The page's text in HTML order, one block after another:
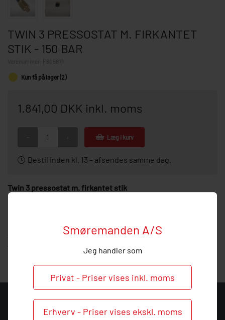
Smøremanden A/S
Jeg handler som
Privat - Priser vises inkl. moms
Erhverv - Priser vises ekskl. moms
TWIN 3 PRESSOSTAT M. FIRKANTET
STIK - 150 BAR
F605871
Kun få på lager (2)
1.841,00 DKK inkl. moms
Læg i kurv
Bestil inden kl. 13 – afsendes samme dag.
Twin 3 pressostat m. firkantet stik
Hos Smøremanden vil vi meget gerne hjælpe med
kontaktos endelig ved behov og spørgsmål
KONTAKT